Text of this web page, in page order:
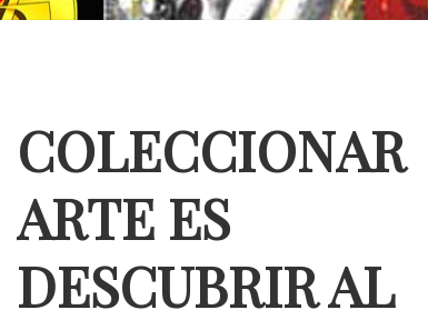
COLECCIONAR
ARTE ES
DESCUBRIR AL